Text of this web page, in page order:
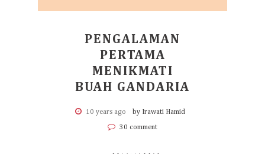
PENGALAMAN
PERTAMA
MENIKMATI
BUAH GANDARIA
10 years ago by Irawati Hamid
30 comment